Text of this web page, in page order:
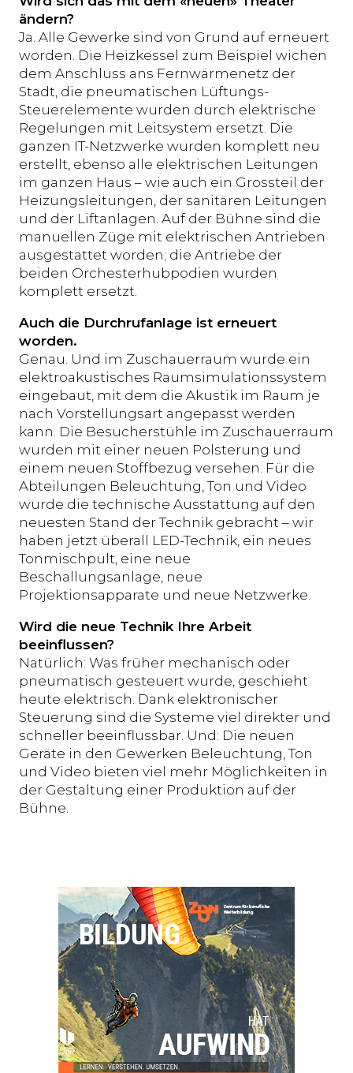
ändern?
Ja. Alle Gewerke sind von Grund auf erneuert
worden. Die Heizkessel zum Beispiel wichen
dem Anschluss ans Fernwärmenetz der
Stadt, die pneumatischen Lüftungs-
Steuerelemente wurden durch elektrische
Regelungen mit Leitsystem ersetzt. Die
ganzen IT-Netzwerke wurden komplett neu
erstellt, ebenso alle elektrischen Leitungen
im ganzen Haus – wie auch ein Grossteil der
Heizungsleitungen, der sanitären Leitungen
und der Liftanlagen. Auf der Bühne sind die
manuellen Züge mit elektrischen Antrieben
ausgestattet worden; die Antriebe der
beiden Orchesterhubpodien wurden
komplett ersetzt.
Auch die Durchrufanlage ist erneuert
worden.
Genau. Und im Zuschauerraum wurde ein
elektroakustisches Raumsimulationssystem
eingebaut, mit dem die Akustik im Raum je
nach Vorstellungsart angepasst werden
kann. Die Besucherstühle im Zuschauerraum
wurden mit einer neuen Polsterung und
einem neuen Stoffbezug versehen. Für die
Abteilungen Beleuchtung, Ton und Video
wurde die technische Ausstattung auf den
neuesten Stand der Technik gebracht – wir
haben jetzt überall LED-Technik, ein neues
Tonmischpult, eine neue
Beschallungsanlage, neue
Projektionsapparate und neue Netzwerke.
Wird die neue Technik Ihre Arbeit
beeinflussen?
Natürlich: Was früher mechanisch oder
pneumatisch gesteuert wurde, geschieht
heute elektrisch. Dank elektronischer
Steuerung sind die Systeme viel direkter und
schneller beeinflussbar. Und: Die neuen
Geräte in den Gewerken Beleuchtung, Ton
und Video bieten viel mehr Möglichkeiten in
der Gestaltung einer Produktion auf der
Bühne.